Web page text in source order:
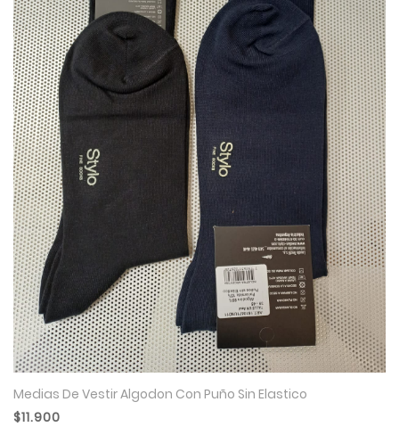
Medias De Vestir Algodon Con Puño Sin Elastico
$11.900